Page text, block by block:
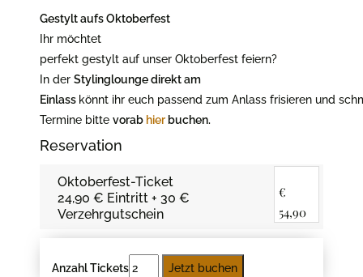
Gestylt aufs Oktoberfest
Ihr möchtet
perfekt gestylt auf unser Oktoberfest feiern?
In der Stylinglounge direkt am
Einlass könnt ihr euch passend zum Anlass frisieren und
Termine bitte vorab hier buchen.
Reservation
Oktoberfest-Ticket
24,90 € Eintritt + 30 €
Verzehrgutschein
€
54,90
Anzahl Tickets